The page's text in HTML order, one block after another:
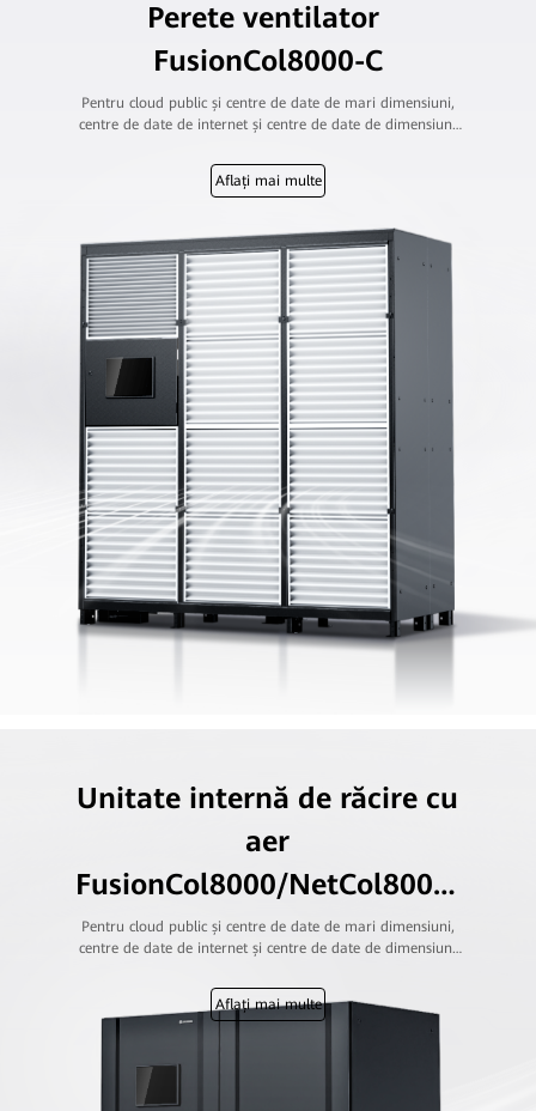
Perete ventilator
FusionCol8000-C
Pentru cloud public și centre de date de mari dimensiuni,
centre de date de internet și centre de date de dimensiuni
administrațiilor publice și instituțiilor financiare
Aflați mai multe
Unitate internă de răcire cu
aer
FusionCol8000/NetCol8000-
A
Pentru cloud public și centre de date de mari dimensiuni,
centre de date de internet și centre de date de dimensiuni
administrațiilor publice și instituțiilor financiare
Aflați mai multe